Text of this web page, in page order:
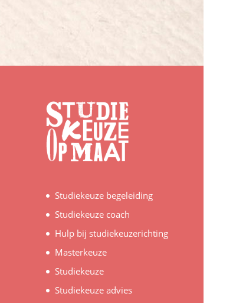
Studiekeuze begeleiding
Studiekeuze coach
Hulp bij studiekeuzerichting
Masterkeuze
Studiekeuze
Studiekeuze advies